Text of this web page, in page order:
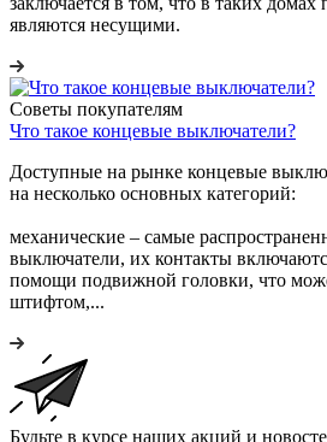
являются несущими.
Советы покупателям
Что такое концевые выключатели?
Доступные на рынке концевые
на несколько основных категорий:
механические – самые
выключатели, их контакты
помощи подвижной головки, что
штифтом,...
Будьте в курсе наших акций и